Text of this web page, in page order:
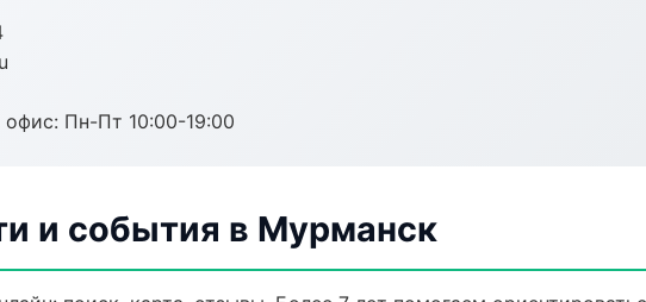
офис: Пн-Пт 10:00-19:00
и события в Мурманск